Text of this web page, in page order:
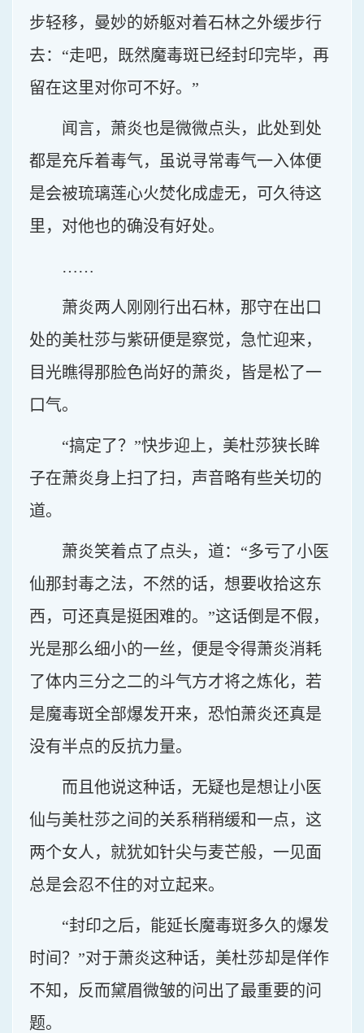
步轻移，曼妙的娇躯对着石林之外缓步行
去：“走吧，既然魔毒斑已经封印完毕，再
留在这里对你可不好。”
闻言，萧炎也是微微点头，此处到处
都是充斥着毒气，虽说寻常毒气一入体便
是会被琉璃莲心火焚化成虚无，可久待这
里，对他也的确没有好处。
……
萧炎两人刚刚行出石林，那守在出口
处的美杜莎与紫研便是察觉，急忙迎来，
目光瞧得那脸色尚好的萧炎，皆是松了一
口气。
“搞定了？”快步迎上，美杜莎狭长眸
子在萧炎身上扫了扫，声音略有些关切的
道。
萧炎笑着点了点头，道：“多亏了小医
仙那封毒之法，不然的话，想要收拾这东
西，可还真是挺困难的。”这话倒是不假，
光是那么细小的一丝，便是令得萧炎消耗
了体内三分之二的斗气方才将之炼化，若
是魔毒斑全部爆发开来，恐怕萧炎还真是
没有半点的反抗力量。
而且他说这种话，无疑也是想让小医
仙与美杜莎之间的关系稍稍缓和一点，这
两个女人，就犹如针尖与麦芒般，一见面
总是会忍不住的对立起来。
“封印之后，能延长魔毒斑多久的爆发
时间？”对于萧炎这种话，美杜莎却是佯作
不知，反而黛眉微皱的问出了最重要的问
题。